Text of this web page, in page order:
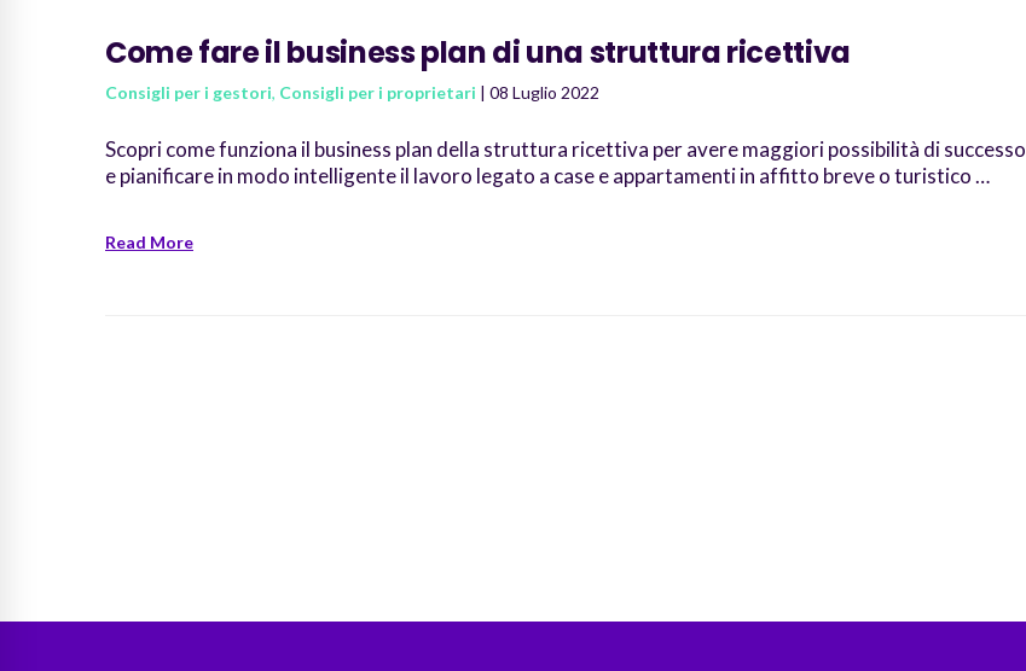
Come fare il business plan di una struttura ricettiva
Consigli per i gestori, Consigli per i proprietari | 08 Luglio 2022
Scopri come funziona il business plan della struttura ricettiva per avere maggiori possibilità di successo
e pianificare in modo intelligente il lavoro legato a case e appartamenti in affitto breve o turistico …
Read More